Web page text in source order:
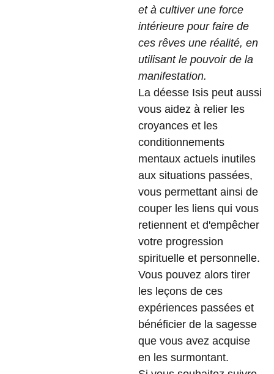
et à cultiver une force
intérieure pour faire de
ces rêves une réalité, en
utilisant le pouvoir de la
manifestation.
La déesse Isis peut aussi
vous aidez à relier les
croyances et les
conditionnements
mentaux actuels inutiles
aux situations passées,
vous permettant ainsi de
couper les liens qui vous
retiennent et d'empêcher
votre progression
spirituelle et personnelle.
Vous pouvez alors tirer
les leçons de ces
expériences passées et
bénéficier de la sagesse
que vous avez acquise
en les surmontant.